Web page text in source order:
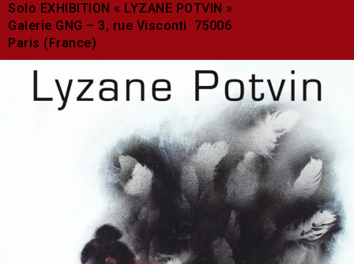
Solo EXHIBITION « LYZANE POTVIN »
Galerie GNG – 3, rue Visconti 75006
Paris (France)